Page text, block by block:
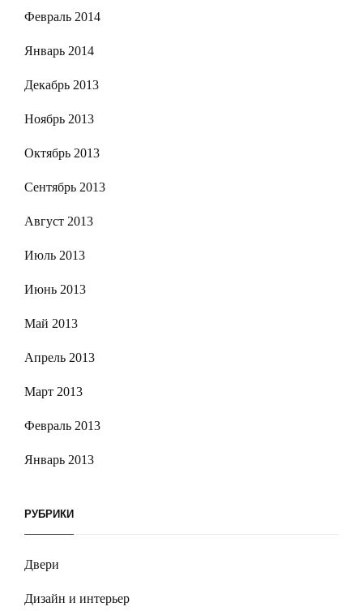
Февраль 2014
Январь 2014
Декабрь 2013
Ноябрь 2013
Октябрь 2013
Сентябрь 2013
Август 2013
Июль 2013
Июнь 2013
Май 2013
Апрель 2013
Март 2013
Февраль 2013
Январь 2013
РУБРИКИ
Двери
Дизайн и интерьер